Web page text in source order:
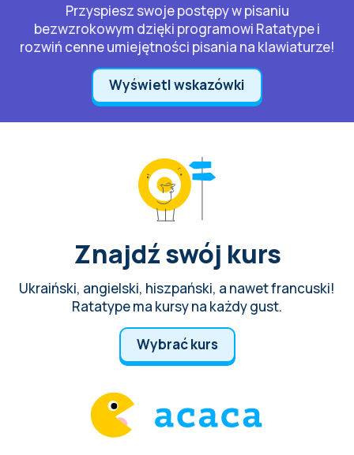
Przyspiesz swoje postępy w pisaniu
bezwzrokowym dzięki programowi Ratatype i
rozwiń cenne umiejętności pisania na klawiaturze!
Wyświetl wskazówki
Znajdź swój kurs
Ukraiński, angielski, hiszpański, a nawet francuski!
Ratatype ma kursy na każdy gust.
Wybrać kurs